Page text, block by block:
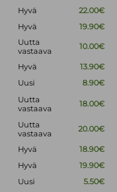
Hyvä
22.00€
Hyvä 19.90€
Uutta
vastaava
10.00€
Hyvä
13.90€
Uusi
8.90€
Uutta
vastaava
18.00€
Uutta
vastaava
20.00€
Hyvä
18.90€
Hyvä
19.90€
Uusi 5.50€